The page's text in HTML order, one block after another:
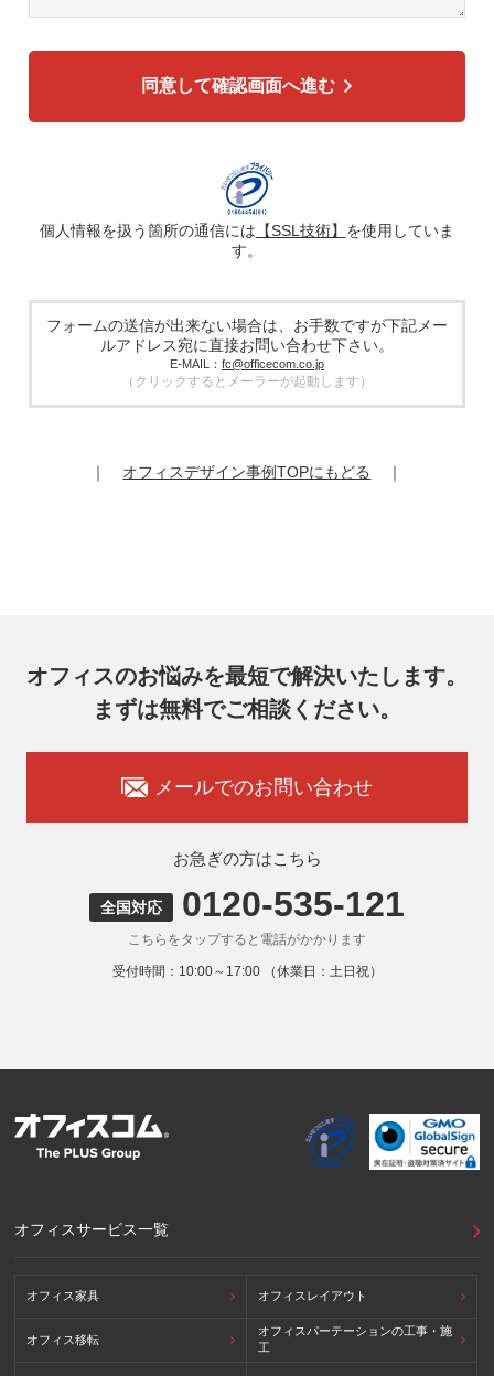
各種お問い合わせ対応のため
広告配信の効率化、マーケティング活動などのために、氏
を、ハッシュ化などの適切なセキュリティ対策を施した上
で、広告配信サービス提供事業者に提供する場合がありま
す。提供した個人情報は、広告配信サービス提供事業者のプ
ライバシーポリシーに基づき取り扱われます。
5. 個人情報の取り扱い業務の委託
場合があります。その際、弊社は、個人情報を適切に保護で
きる管理体制を敷き実行していることを条件として委託先を
厳選したうえで、機密保持契約を委託先と締結し、お客様の
個人情報を厳密に管理させます。
提供記録の開示を請求することができます。
7. 個人情報を提供されることの任意性
お客様がご自身の個人情報を弊社に提供されるか否かはお客
は、適切なサービスをご提供できない場合がありますのでご
弊社ウェブサイトでは、利用者が当ウェブサイトを閲覧した
状況の分析のためにCookieを利用していますが、Cookieによ
る個人情報の取得はしていません。
9. 外国にある第三者への提供
お客様の個人情報を下記海外の個人情報取扱事業者へ提供す
る場合があります。
提供先の所在国の名称：アメリカ（Google LLC）
当該外国における個人情報の保護に関する制度：APECの
外国における個人情報の保護に関する制度等の詳細は以下を
ご確認下さい。
同意して確認画面へ進む
個人情報を扱う箇所の通信には 【SSL技術】 を使用していま
す。
フォームの送信が出来ない場合は、お手数ですが下記メー
ルアドレス宛に直接お問い合わせ下さい。
E-MAIL： fc@officecom.co.jp
（クリックするとメーラーが起動します）
｜ オフィスデザイン事例TOPにもどる ｜
オフィスのお悩みを最短で解決いたします。
まずは無料でご相談ください。
メールでのお問い合わせ
お急ぎの方はこちら
全国対応 0120-535-121
こちらをタップすると電話がかかります
受付時間：10:00～17:00 （休業日：土日祝）
オフィスサービス一覧
オフィス家具 オフィスレイアウト
オフィス移転
オフィスパーテーションの工事・施
工